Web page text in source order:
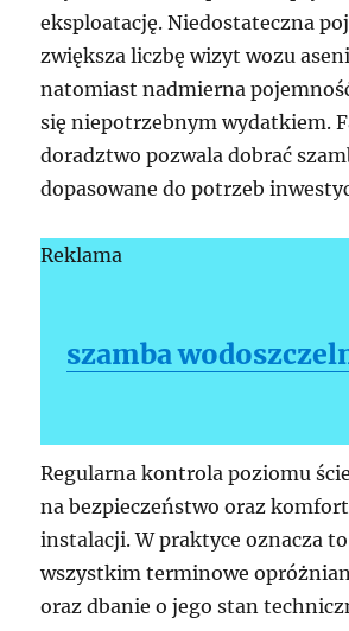
eksploatację. Niedostateczna
zwiększa liczbę wizyt wozu
natomiast nadmierna
się niepotrzebnym wydatkiem.
doradztwo pozwala dobrać
dopasowane do potrzeb
Reklama
szamba
Regularna kontrola poziomu
na bezpieczeństwo oraz
instalacji. W praktyce oznacza
wszystkim terminowe
oraz dbanie o jego stan